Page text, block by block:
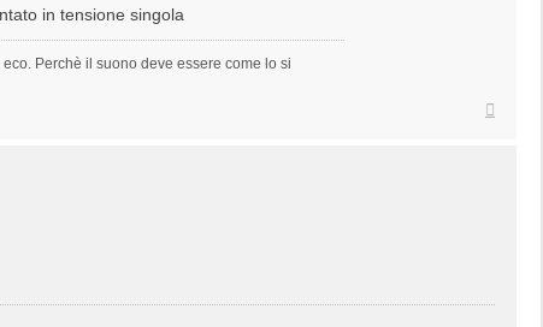
in tensione singola
Perchè il suono deve essere come lo si